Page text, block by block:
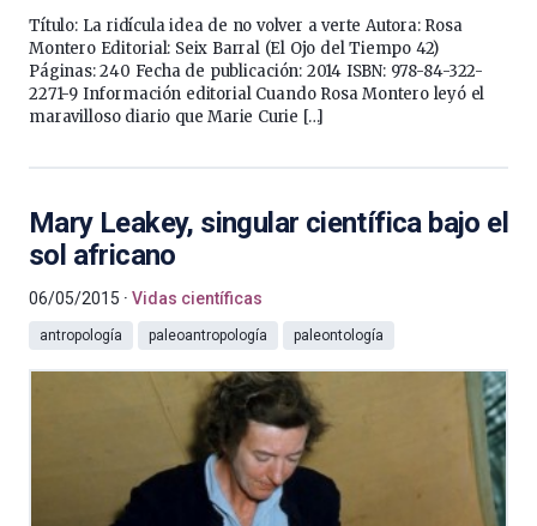
Título: La ridícula idea de no volver a verte Autora: Rosa
Montero Editorial: Seix Barral (El Ojo del Tiempo 42)
Páginas: 240 Fecha de publicación: 2014 ISBN: 978-84-322-
2271-9 Información editorial Cuando Rosa Montero leyó el
maravilloso diario que Marie Curie […]
Mary Leakey, singular científica bajo el
sol africano
06/05/2015 Vidas científicas
antropología paleoantropología paleontología